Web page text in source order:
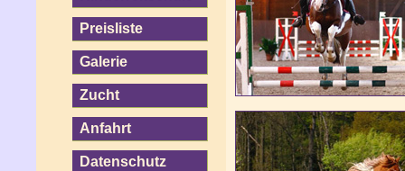
Preisliste
Galerie
Zucht
Anfahrt
Datenschutz